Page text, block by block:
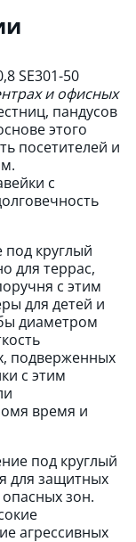
SE301-50
и офисных
пандусов
этого
посетителей и
с
круглый
для террас,
с этим
для детей и
диаметром
подверженных
с этим
время и
под круглый
для защитных
зон.
агрессивных